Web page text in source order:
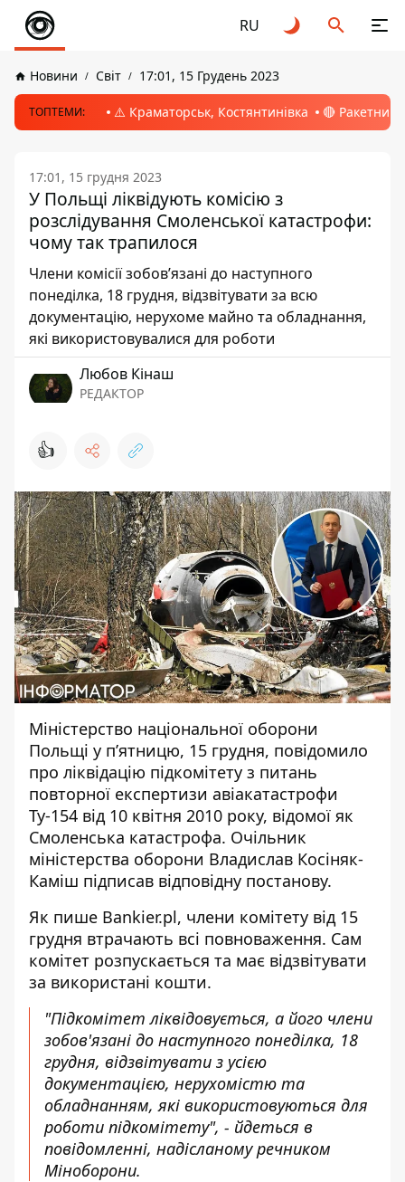
RU
Новини Світ 17:01, 15 Грудень 2023
ТОПТЕМИ: ⚠️ Краматорськ, Костянтинівка 🔴 Ракетний
17:01, 15 грудня 2023
У Польщі ліквідують комісію з
розслідування Смоленської катастрофи:
чому так трапилося
Члени комісії зобов’язані до наступного
понеділка, 18 грудня, відзвітувати за всю
документацію, нерухоме майно та обладнання,
які використовувалися для роботи
Любов Кінаш
РЕДАКТОР
👍
Міністерство національної оборони
Польщі у п’ятницю, 15 грудня, повідомило
про ліквідацію підкомітету з питань
повторної експертизи авіакатастрофи
Ту-154 від 10 квітня 2010 року, відомої як
Смоленська катастрофа. Очільник
міністерства оборони Владислав Косіняк-
Каміш підписав відповідну постанову.
Як пише Bankier.pl, члени комітету від 15
грудня втрачають всі повноваження. Сам
комітет розпускається та має відзвітувати
за використані кошти.
"Підкомітет ліквідовується, а його члени
зобов'язані до наступного понеділка, 18
грудня, відзвітувати з усією
документацією, нерухомістю та
обладнанням, які використовуються для
роботи підкомітету", - йдеться в
повідомленні, надісланому речником
Міноборони.